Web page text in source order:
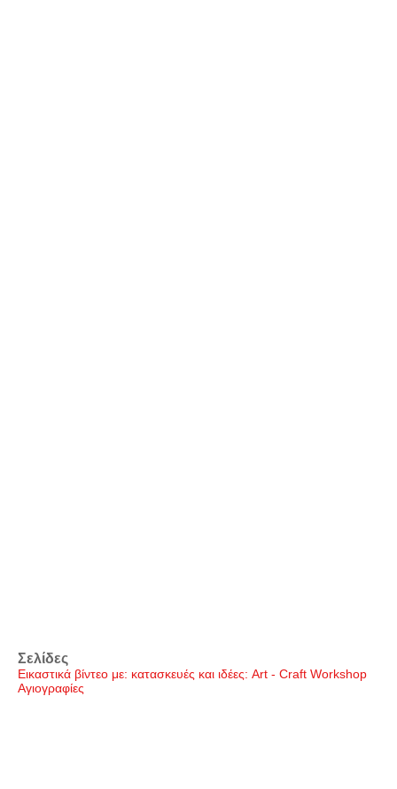
Σελίδες
Εικαστικά βίντεο με: κατασκευές και ιδέες: Art - Craft Workshop
Αγιογραφίες